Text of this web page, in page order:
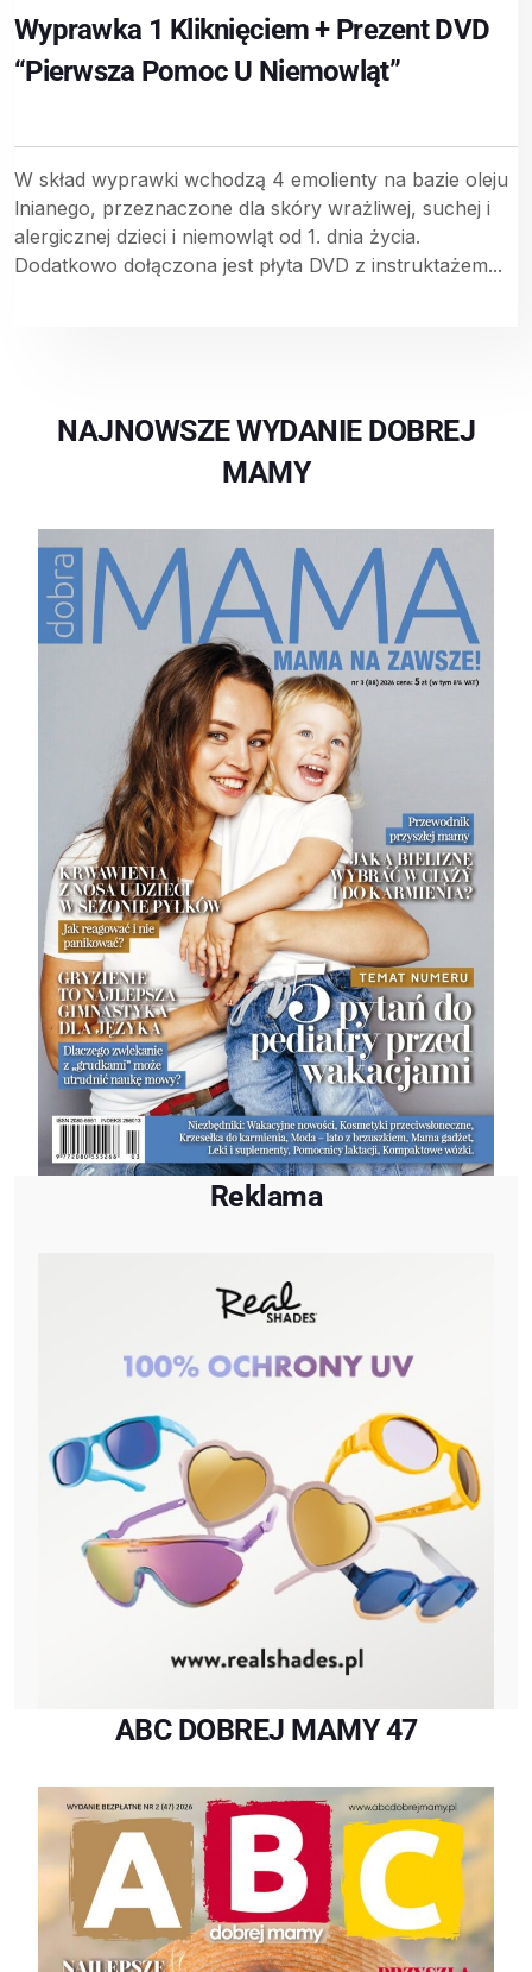
Wyprawka 1 Kliknięciem + Prezent DVD
“Pierwsza Pomoc U Niemowląt”
W skład wyprawki wchodzą 4 emolienty na bazie oleju
lnianego, przeznaczone dla skóry wrażliwej, suchej i
alergicznej dzieci i niemowląt od 1. dnia życia.
Dodatkowo dołączona jest płyta DVD z instruktażem...
NAJNOWSZE WYDANIE DOBREJ
MAMY
Reklama
ABC DOBREJ MAMY 47